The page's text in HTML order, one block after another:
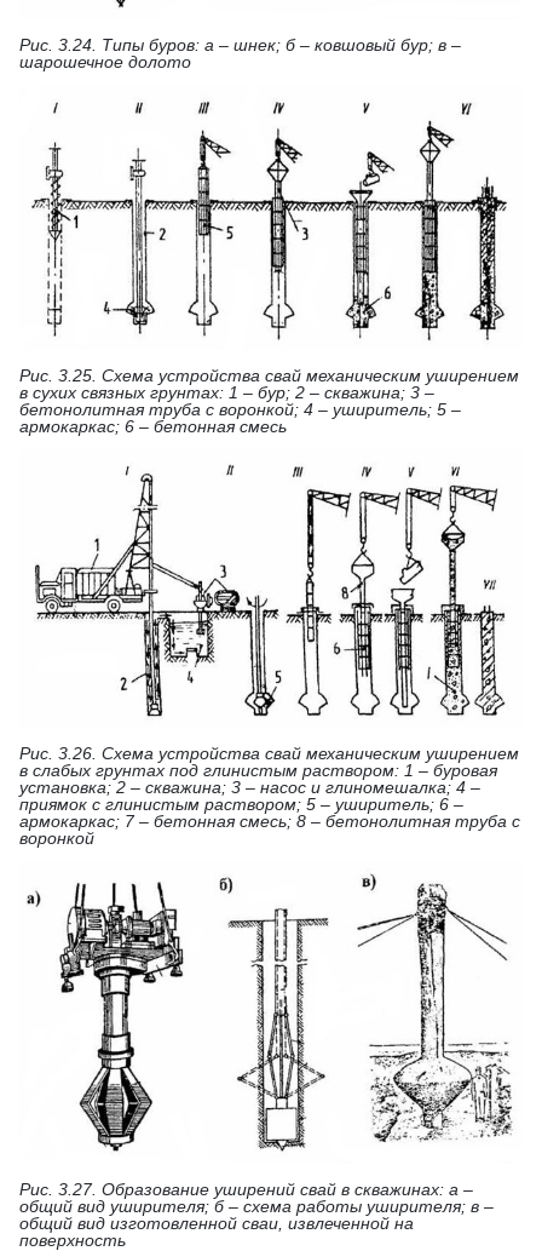
Рис. 3.24. Типы буров: а – шнек; б – ковшовый бур; в –
шарошечное долото
Рис. 3.25. Схема устройства свай механическим уширением
в сухих связных грунтах: 1 – бур; 2 – скважина; 3 –
бетонолитная труба с воронкой; 4 – уширитель; 5 –
армокаркас; 6 – бетонная смесь
Рис. 3.26. Схема устройства свай механическим уширением
в слабых грунтах под глинистым раствором: 1 – буровая
установка; 2 – скважина; 3 – насос и глиномешалка; 4 –
приямок с глинистым раствором; 5 – уширитель; 6 –
армокаркас; 7 – бетонная смесь; 8 – бетонолитная труба с
воронкой
Рис. 3.27. Образование уширений свай в скважинах: а –
общий вид уширителя; б – схема работы уширителя; в –
общий вид изготовленной сваи, извлеченной на
поверхность